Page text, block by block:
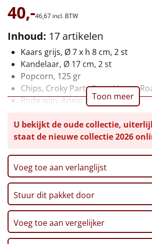
Mannen
Vrouwen
Duurzaam
Leuke
Uniek
Alle thema's
Artikel
Hitster NIEUW
Pizzarette
40,-46,67 incl. BTW
Inhoud: 17 artikelen
Kaars grijs, Ø 7 x h 8 cm, 2 st
Kandelaar, Ø 17 cm, 2 st
Popcorn, 125 gr
Chips, Croky Party Stars Honey
Rode wijn, Anejo Merlot, 0,75 ltr
Pannenkoekenmix 'Success', 180
Toast 'Teamwork', 100 gr
Haverkoekjes 'Amazing', 135 gr
Team Magazine
CenterParcs Voucher
Postcode Loterij Lot
Verpakt in een feestelijke
Toon meer
U bekijkt de oude collectie,
staat de nieuwe collectie 2026
Voeg toe aan verlanglijst
Stuur dit pakket door
Voeg toe aan vergelijker